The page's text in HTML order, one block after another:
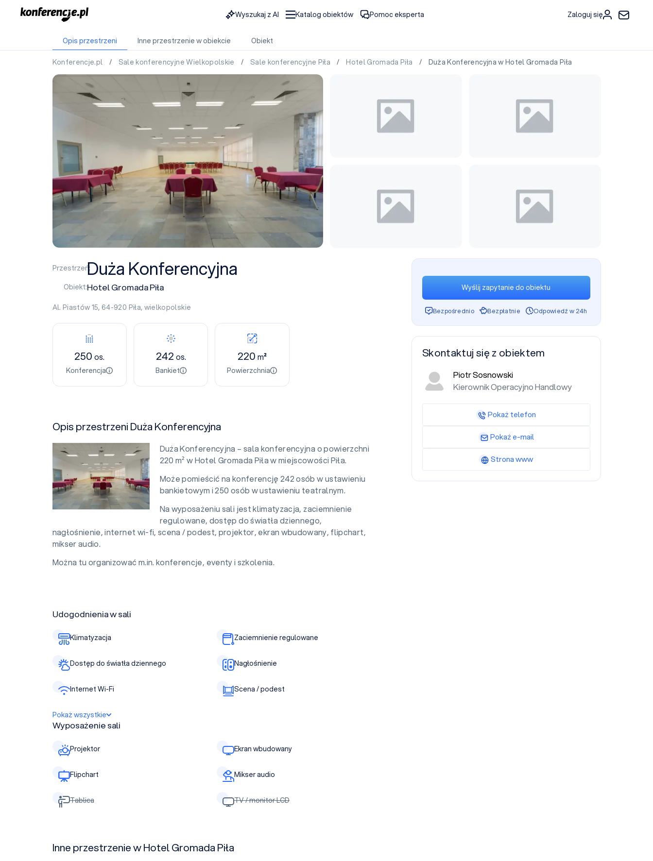
Wyszukaj z AI Katalog obiektów Pomoc eksperta Zaloguj się
Opis przestrzeni Inne przestrzenie w obiekcie Obiekt
Konferencje.pl / Sale konferencyjne Wielkopolskie / Sale konferencyjne Piła /Hotel Gromada Piła / Duża Konferencyjna w Hotel Gromada Piła
Przestrzeń:Duża Konferencyjna
Obiekt:Hotel Gromada Piła
Al. Piastów 15, 64-920 Piła, wielkopolskie
250os.
Konferencja
242 os.
Bankiet
220 m²
Powierzchnia
Opis przestrzeni Duża Konferencyjna
Duża Konferencyjna – sala konferencyjna o powierzchni
220 m² w Hotel Gromada Piła w miejscowości Piła.
Może pomieścić na konferencję 242 osób w ustawieniu
bankietowym i 250 osób w ustawieniu teatralnym.
Na wyposażeniu sali jest klimatyzacja, zaciemnienie
regulowane, dostęp do światła dziennego,
nagłośnienie, internet wi-fi, scena / podest, projektor, ekran wbudowany, flipchart,
mikser audio.
Można tu organizować m.in. konferencje, eventy i szkolenia.
Udogodnienia w sali
Klimatyzacja Zaciemnienie regulowane
Dostęp do światła dziennego Nagłośnienie
Internet Wi-Fi Scena / podest
Pokaż wszystkie
Wyposażenie sali
Projektor Ekran wbudowany
Flipchart Mikser audio
Tablica TV / monitor LCD
Inne przestrzenie w Hotel Gromada Piła
Wyślij zapytanie do obiektu
Bezpośrednio Bezpłatnie Odpowiedź w 24h
Skontaktuj się z obiektem
Piotr Sosnowski
Kierownik Operacyjno Handlowy
Pokaż telefon
Pokaż e-mail
Strona www